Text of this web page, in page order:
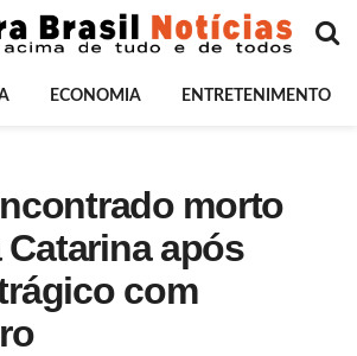
ECONOMIA ENTRETENIMENTO
morto
Catarina após
com